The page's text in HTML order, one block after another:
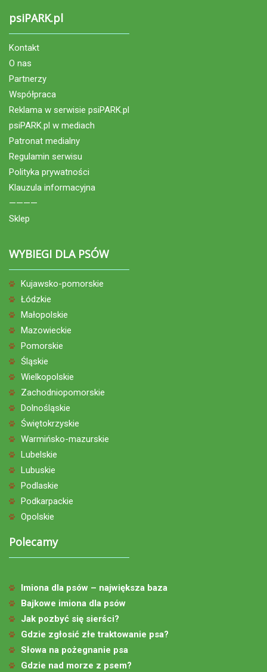
psiPARK.pl
Kontakt
O nas
Partnerzy
Współpraca
Reklama w serwisie psiPARK.pl
psiPARK.pl w mediach
Patronat medialny
Regulamin serwisu
Polityka prywatności
Klauzula informacyjna
————
Sklep
WYBIEGI DLA PSÓW
Kujawsko-pomorskie
Łódzkie
Małopolskie
Mazowieckie
Pomorskie
Śląskie
Wielkopolskie
Zachodniopomorskie
Dolnośląskie
Świętokrzyskie
Warmińsko-mazurskie
Lubelskie
Lubuskie
Podlaskie
Podkarpackie
Opolskie
Polecamy
Imiona dla psów – największa baza
Bajkowe imiona dla psów
Jak pozbyć się sierści?
Gdzie zgłosić złe traktowanie psa?
Słowa na pożegnanie psa
Gdzie nad morze z psem?